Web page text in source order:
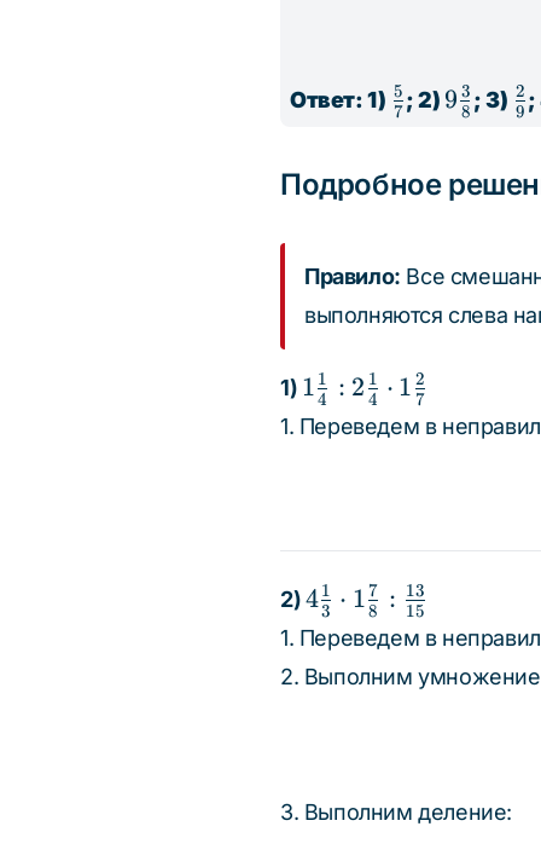
Ответ: 1) \frac{5}
7
5 ; 2) 9 8
3 ; 3) 9
2 ;
Подробное
Правило: Все
выполняются слева
1) 1\frac{1}
{4} :
2\frac{1}
14
1 : 2 4
1 ⋅ 1 7
2
1. Переведем в
2)4\frac{1}
{3} \cdot
1\frac{7}
{8} :
43
1 ⋅ 18
7 : 15
13
1. Переведем в
2. Выполним
3. Выполним деление: